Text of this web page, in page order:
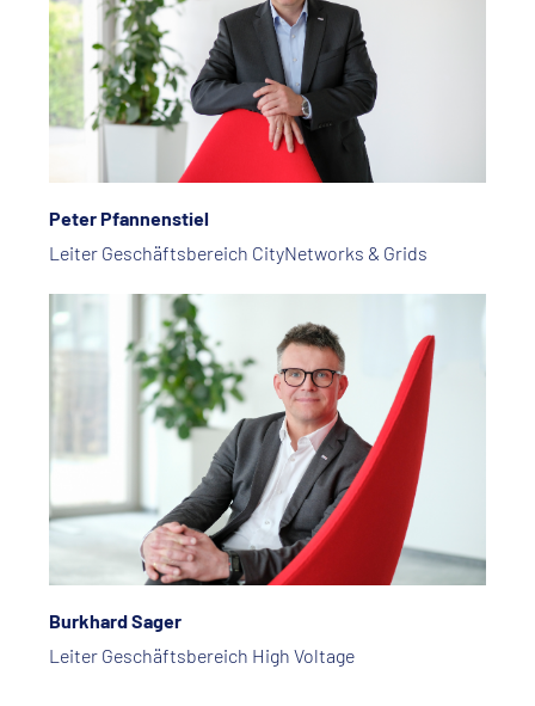
Peter Pfannenstiel
Leiter Geschäftsbereich CityNetworks & Grids
Burkhard Sager
Leiter Geschäftsbereich High Voltage